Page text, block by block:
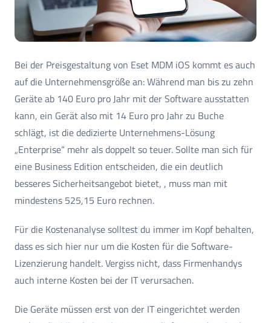
Bei der Preisgestaltung von Eset MDM iOS kommt es auch
auf die Unternehmensgröße an: Während man bis zu zehn
Geräte ab 140 Euro pro Jahr mit der Software ausstatten
kann, ein Gerät also mit 14 Euro pro Jahr zu Buche
schlägt, ist die dedizierte Unternehmens-Lösung
„Enterprise“ mehr als doppelt so teuer. Sollte man sich für
eine Business Edition entscheiden, die ein deutlich
besseres Sicherheitsangebot bietet, , muss man mit
mindestens 525,15 Euro rechnen.
Für die Kostenanalyse solltest du immer im Kopf behalten,
dass es sich hier nur um die Kosten für die Software-
Lizenzierung handelt. Vergiss nicht, dass Firmenhandys
auch interne Kosten bei der IT verursachen.
Die Geräte müssen erst von der IT eingerichtet werden